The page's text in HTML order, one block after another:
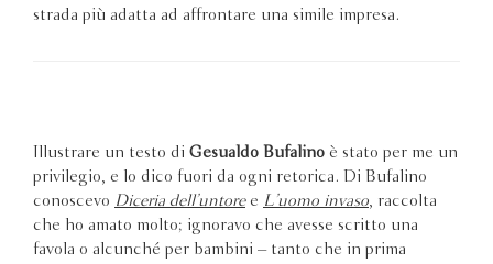
strada più adatta ad affrontare una simile impresa.
Illustrare un testo di Gesualdo Bufalino è stato per me un
privilegio, e lo dico fuori da ogni retorica. Di Bufalino
conoscevo Diceria dell’untoree L’uomo invaso , raccolta
che ho amato molto; ignoravo che avesse scritto una
favola o alcunché per bambini – tanto che in prima